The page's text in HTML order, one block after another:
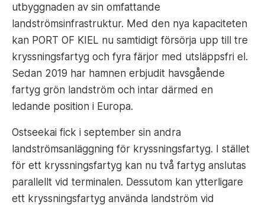
utbyggnaden av sin omfattande
landströmsinfrastruktur. Med den nya kapaciteten
kan PORT OF KIEL nu samtidigt försörja upp till tre
kryssningsfartyg och fyra färjor med utsläppsfri el.
Sedan 2019 har hamnen erbjudit havsgående
fartyg grön landström och intar därmed en
ledande position i Europa.
Ostseekai fick i september sin andra
landströmsanläggning för kryssningsfartyg. I stället
för ett kryssningsfartyg kan nu två fartyg anslutas
parallellt vid terminalen. Dessutom kan ytterligare
ett kryssningsfartyg använda landström vid